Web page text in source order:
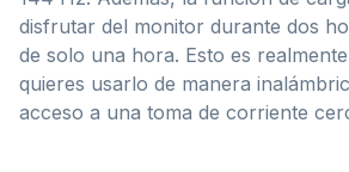
disfrutar del monitor durante dos
de solo una hora. Esto es
quieres usarlo de manera
acceso a una toma de corriente